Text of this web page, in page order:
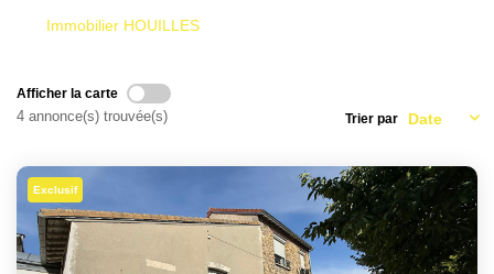
AFR IMMOBILIER Carrières-Sur-Seine
AFR IMMOBILIER Chatou - Transaction
AFR IMMOBILIER Sartrouville
CONTACT
Immobilier HOUILLES
Afficher la carte
4 annonce(s) trouvée(s) Trier par
Exclusif